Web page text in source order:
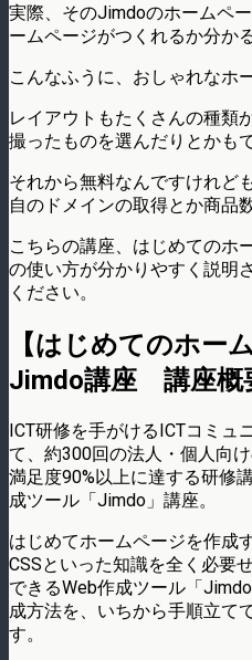
実際、そのJimdoのホームペ
ームページがつくれるか分か
こんなふうに、おしゃれなホ
レイアウトもたくさんの種類
撮ったものを選んだりとかも
それから無料なんですけれど
自のドメインの取得とか商品
こちらの講座、はじめてのホ
の使い方が分かりやすく説明
ください。
【はじめてのホー
Jimdo講座 講座概
ICT研修を手がけるICTコミュ
て、約300回の法人・個人向
満足度90%以上に達する研修
成ツール「Jimdo」講座。
はじめてホームページを作成
CSSといった知識を全く必要
できるWeb作成ツール「
成方法を、いちから手順立て
す。